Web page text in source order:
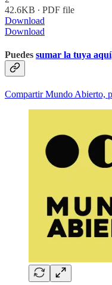
42.6KB ∙ PDF file
Download
Download
Puedes sumar la tuya aquí
Compartir Mundo Abierto,